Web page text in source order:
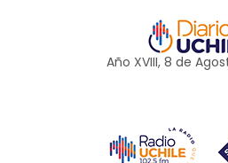
Año XVIII, 8 de